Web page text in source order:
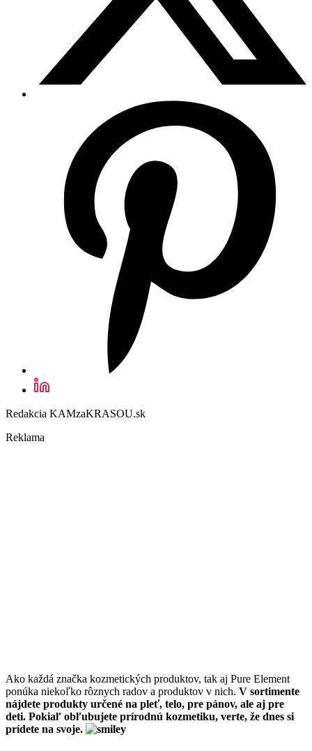
Redakcia KAMzaKRASOU.sk
Reklama
Ako každá značka kozmetických produktov, tak aj Pure Element
ponúka niekoľko rôznych radov a produktov v nich. V sortimente
nájdete produkty určené na pleť, telo, pre pánov, ale aj pre
deti. Pokiaľ obľubujete prírodnú kozmetiku, verte, že dnes si
prídete na svoje.